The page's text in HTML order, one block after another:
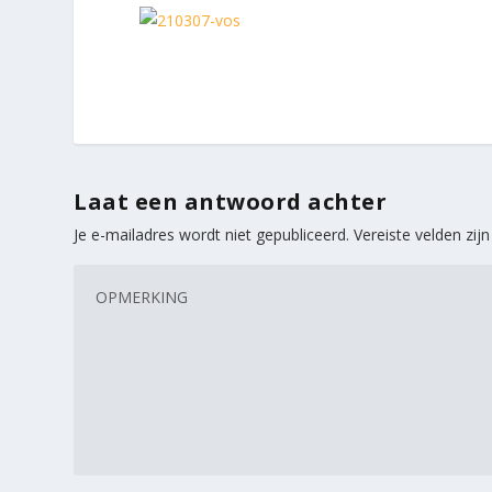
Laat een antwoord achter
Je e-mailadres wordt niet gepubliceerd. Vereiste velden